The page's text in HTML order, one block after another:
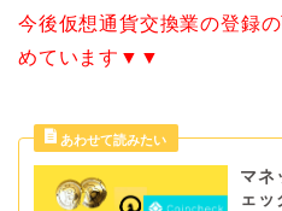
今後仮想通貨交換業の登録
めています▼▼
マネ
ェッ